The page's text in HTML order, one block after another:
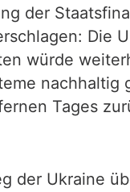
der
Die
würde
Tages
der Ukraine